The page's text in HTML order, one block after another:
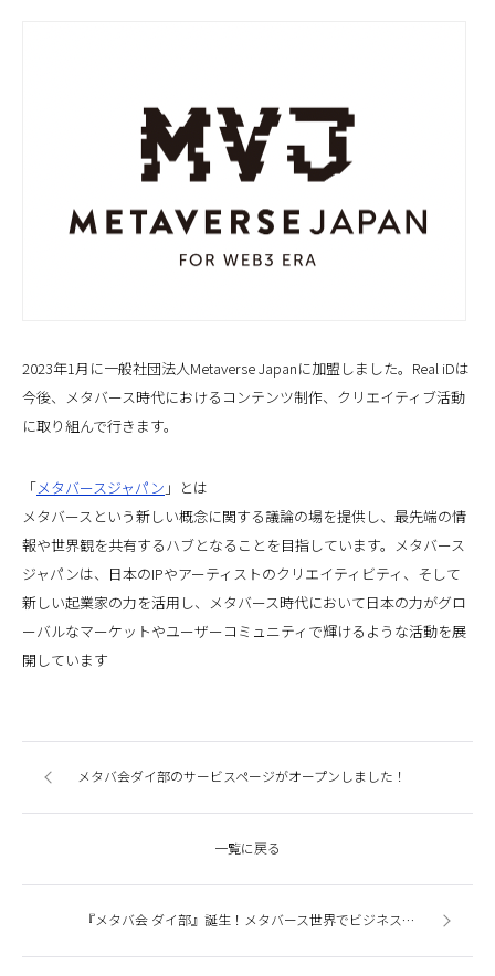
2023年1月に一般社団法人Metaverse Japanに加盟しました。Real iDは
今後、メタバース時代におけるコンテンツ制作、クリエイティブ活動
に取り組んで行きます。
「メタバースジャパン 」とは
メタバースという新しい概念に関する議論の場を提供し、最先端の情
報や世界観を共有するハブとなることを目指しています。メタバース
ジャパンは、日本のIPやアーティストのクリエイティビティ、そして
新しい起業家の力を活用し、メタバース時代において日本の力がグロ
ーバルなマーケットやユーザーコミュニティで輝けるような活動を展
開しています
メタバ会ダイ部のサービスページがオープンしました！
一覧に戻る
『メタバ会 ダイ部』誕生！メタバース世界でビジネスを創出する